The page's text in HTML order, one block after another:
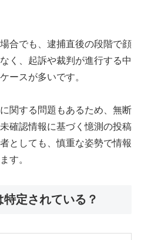
合でも、逮捕直後の段階で顔
く、起訴や裁判が進行する中
ースが多いです。
関する問題もあるため、無断
確認情報に基づく憶測の投稿
としても、慎重な姿勢で情報
す。
定されている？